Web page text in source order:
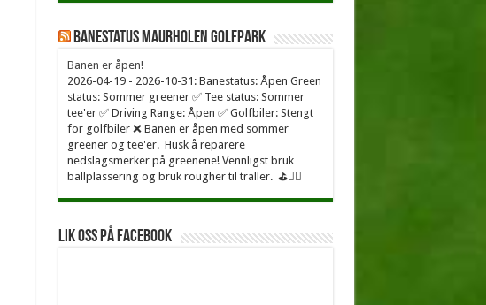
Banestatus Maurholen Golfpark
Banen er åpen!
2026-04-19 - 2026-10-31: Banestatus: Åpen Green
status: Sommer greener ✅ Tee status: Sommer
tee'er ✅ Driving Range: Åpen ✅ Golfbiler: Stengt
for golfbiler ❌ Banen er åpen med sommer
greener og tee'er. Husk å reparere
nedslagsmerker på greenene! Vennligst bruk
ballplassering og bruk rougher til traller. ⛳🏌️‍♂
Lik oss på facebook